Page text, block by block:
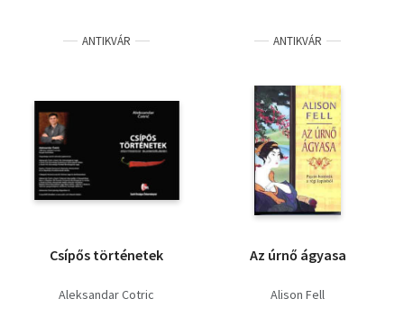
ANTIKVÁR
Csípős történetek
Aleksandar Cotric
ANTIKVÁR
Az úrnő ágyasa
Alison Fell